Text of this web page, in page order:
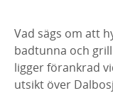
Vad sägs om att
badtunna och
ligger förankrad
utsikt över